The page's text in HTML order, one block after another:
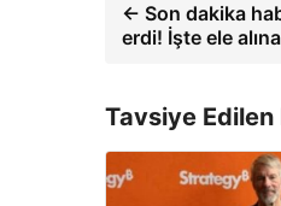
← Son dakika
erdi! İşte ele
Tavsiye